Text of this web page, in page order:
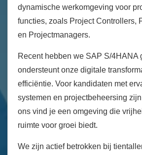
dynamische werkomgeving voor
functies, zoals Project Controllers,
en Projectmanagers.
Recent hebben we SAP S/4HANA
ondersteunt onze digitale
efficiëntie. Voor kandidaten met
systemen en projectbeheersing
ons vind je een omgeving die
ruimte voor groei biedt.
We zijn actief betrokken bij